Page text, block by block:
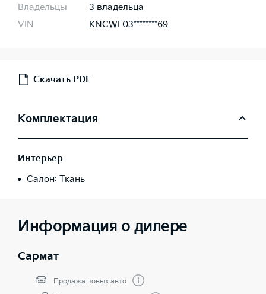
Владельцы
3 владельца
VIN
KNCWF03********69
Скачать PDF
Комплектация
Интерьер
Салон: Ткань
Информация о дилере
Сармат
Продажа новых авто